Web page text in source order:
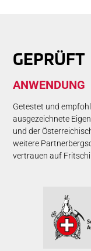
GE­PRÜFT
AN­WEN­DUNG
Getestet und
ausgezeichnete
und der
weitere
vertrauen auf Fritschi.